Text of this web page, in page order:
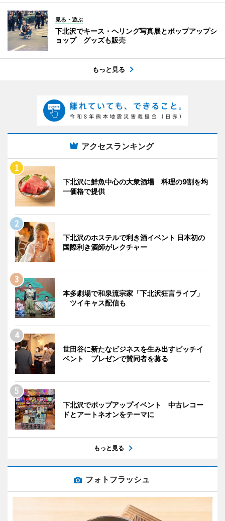
見る・遊ぶ
下北沢でキース・ヘリング写真展とポップアップシ
ョップ グッズも販売
もっと見る
アクセスランキング
下北沢に鮮魚中心の大衆酒場 料理の9割を均
一価格で提供
下北沢のホステルで利き酒イベント 日本初の
国際利き酒師がレクチャー
本多劇場で和泉流宗家「下北沢狂言ライブ」
ツイキャス配信も
世田谷に新たなビジネスを生み出すピッチイ
ベント プレゼンで賛同者を募る
下北沢でポップアップイベント 中古レコー
ドとアートネオンをテーマに
もっと見る
フォトフラッシュ